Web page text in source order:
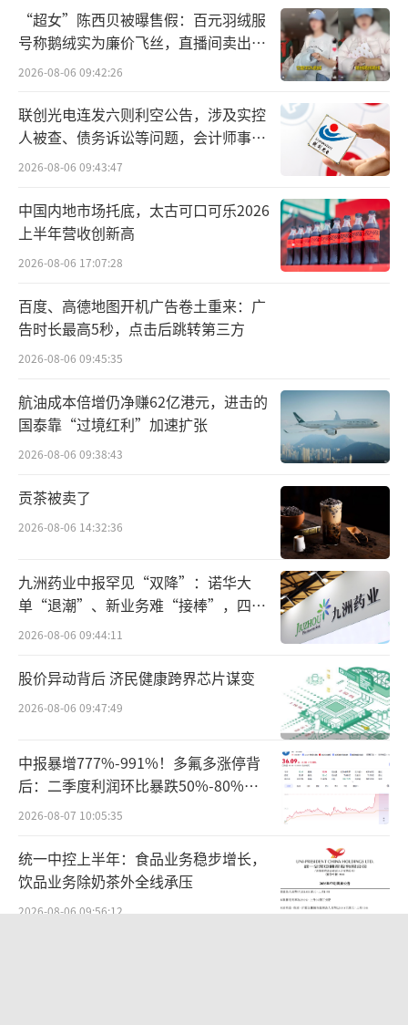
峰时期在华销量超60万辆的成绩相比，已经不
能用“腰斩”来形容了。
在汽车之家、易车网等平台统计的销量数
据中，狮铂拓界、赛图斯、起亚K3等是目前起
亚汽车在华销量较好的车型。这样的销量较好
放在整个国内市场，成绩并不突出。
易车网数据显示，狮铂拓界定位为紧凑型S
UV，是当前起亚国内在售车型中销量最高的，
2023年全年销量为1.13万辆，月均销量不足10
00辆。进入2024年，该车型销量虽然在1月突
破千辆，为1446辆，但2月又跌至752辆。
和狮铂拓界同类型的卡罗拉锐放、吉利星
越L、哈弗H6等车型最近一年时间段的月均销
量在1万辆以上。换句话说，竞品车型一个月的
销量几乎与狮铂拓界一年的销量持平。
起亚汽车旗下其他在华销售的车型，除了
智跑2023年累计销量突破1万辆外，起亚K3、
赛图斯、嘉华等车型的年销量均为数千辆。其
中，上述发布召回的第四代嘉华汽车在2023年
累计销量不足2000辆。
起亚汽车在华销量大幅下滑或与其新能源
转型迟缓密切相关。近年来，国内新能源汽车
市场快速发展，比亚迪、吉利，以及众多造车
新势力等国产品牌纷纷借助新能源汽车的发展
红利加速蚕食包括起亚在内合资品牌的市场。
“超女”陈西贝被曝售假：百元羽绒服
号称鹅绒实为廉价飞丝，直播间卖出超
百万元
2026-08-06 09:42:26
联创光电连发六则利空公告，涉及实控
人被查、债务诉讼等问题，会计师事务
所曾出具“保留意见”
2026-08-06 09:43:47
中国内地市场托底，太古可口可乐2026
上半年营收创新高
2026-08-06 17:07:28
百度、高德地图开机广告卷土重来：广
告时长最高5秒，点击后跳转第三方
2026-08-06 09:45:35
航油成本倍增仍净赚62亿港元，进击的
国泰靠“过境红利”加速扩张
2026-08-06 09:38:43
贡茶被卖了
2026-08-06 14:32:36
九洲药业中报罕见“双降”：诺华大
单“退潮”、新业务难“接棒”，四大
难关待闯
2026-08-06 09:44:11
股价异动背后 济民健康跨界芯片谋变
2026-08-06 09:47:49
中报暴增777%-991%！多氟多涨停背
后：二季度利润环比暴跌50%-80%，
是黄金坑还是陷阱？
2026-08-07 10:05:35
统一中控上半年：食品业务稳步增长，
饮品业务除奶茶外全线承压
2026-08-06 09:56:12